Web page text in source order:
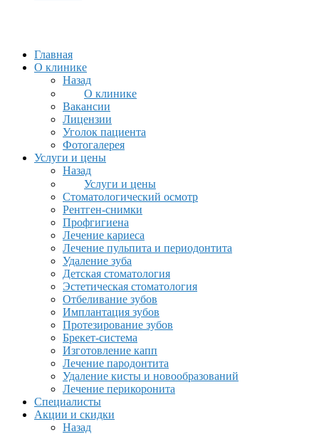
Главная
О клинике
Назад
О клинике
Вакансии
Лицензии
Уголок пациента
Фотогалерея
Услуги и цены
Назад
Услуги и цены
Стоматологический осмотр
Рентген-снимки
Профгигиена
Лечение кариеса
Лечение пульпита и периодонтита
Удаление зуба
Детская стоматология
Эстетическая стоматология
Отбеливание зубов
Имплантация зубов
Протезирование зубов
Брекет-система
Изготовление капп
Лечение пародонтита
Удаление кисты и новообразований
Лечение перикоронита
Специалисты
Акции и скидки
Назад